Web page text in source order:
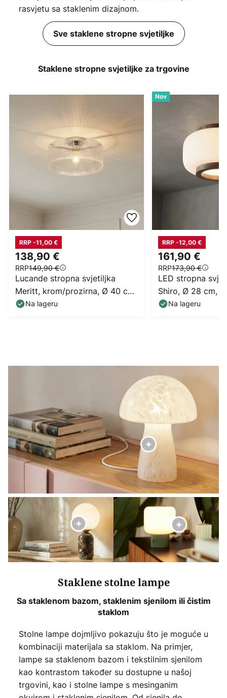
rasvjetu sa staklenim dizajnom.
Sve staklene stropne svjetiljke
Staklene stropne svjetiljke za trgovine
138,90 €
RRP149,90 €
RRP -11,00 €
Lucande stropna svjetiljka
Meritt, krom/prozirna, Ø 40 cm,
staklo
Na lageru
Nov
161,90 €
RRP173,90 €
RRP -12,00 €
LED stropna
Shiro, Ø 28 cm,
CCTNa lageru
Staklene stolne lampe
Sa staklenom bazom, staklenim sjenilom ili čistim
staklom
Stolne lampe dojmljivo pokazuju što je moguće u
kombinaciji materijala sa staklom. Na primjer,
lampe sa staklenom bazom i tekstilnim sjenilom
kao kontrastom također su dostupne u našoj
trgovini, kao i stolne lampe s mesinganim